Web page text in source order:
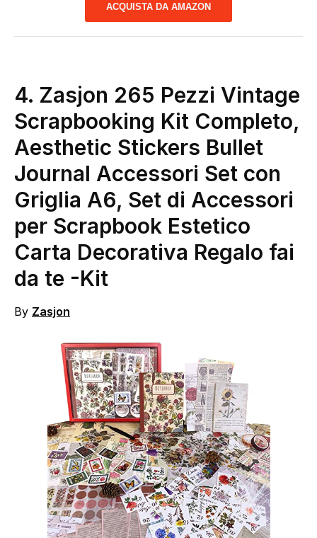
ACQUISTA DA AMAZON
4. Zasjon 265 Pezzi Vintage
Scrapbooking Kit Completo,
Aesthetic Stickers Bullet
Journal Accessori Set con
Griglia A6, Set di Accessori
per Scrapbook Estetico
Carta Decorativa Regalo fai
da te -Kit
By Zasjon